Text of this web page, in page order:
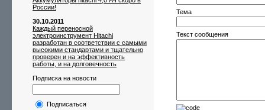
России!
30.10.2011
Каждый переносной
электроинструмент Hitachi
разработан в соответствии с самыми
высокими стандартами и тщательно
проверен и на эффективность
работы, и на долговечность
Подписка на новости
Подписаться
Тема
Текст сообщения